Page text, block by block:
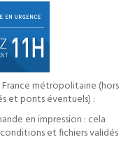
métropolitaine (hors
et ponts éventuels) :
en impression : cela
et fichiers validés